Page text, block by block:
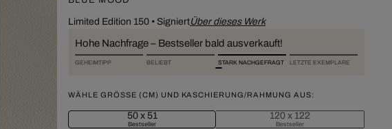
Limited Edition 150• SigniertÜber dieses Werk
Hohe Nachfrage – Bestseller bald ausverkauft!
GEHEIMTIPP BELIEBT STARK NACHGEFRAGT LETZTE EXEMPLARE
WÄHLE GRÖSSE (CM) UND KASCHIERUNG/RAHMUNG AUS:
50 x 51
Bestseller
120 x 122
Bestseller